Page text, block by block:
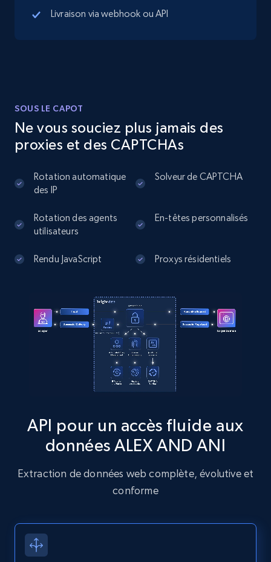
13.2K+ 1.7K+ Essai gratuit
comments, Date posted, Likes, Photos, and
more.
Instagram - Posts - Collects posts from a
specific URLs by using profile URL
comments, Date posted, Likes, Photos, and
13.2K+ 1.6K+ Essai gratuit
Zillow properties listing information
Zpid, City, State, HomeStatus, Address,
and more.
Discover by custom filters - location, home
type and status
Livraison via webhook ou API
SOUS LE CAPOT
Ne vous souciez plus jamais des
proxies et des CAPTCHAs
Rotation automatique
des IP
Solveur de CAPTCHA
Rotation des agents
utilisateurs
En-têtes personnalisés
Rendu JavaScript Proxys résidentiels
API pour un accès fluide aux
données ALEX AND ANI
Extraction de données web complète, évolutive et
conforme